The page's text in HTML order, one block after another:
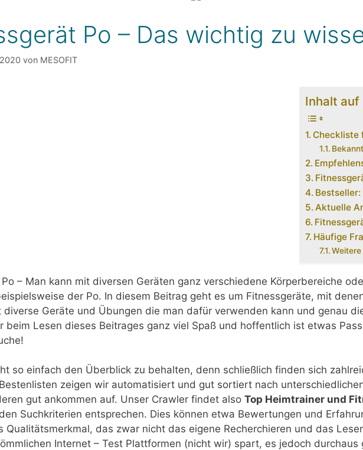
Po – Das wichtig zu
von MESOFIT
Inhalt auf
Checkliste
Aktuelle
Häufige
– Man kann mit diversen Geräten ganz verschiedene Körperbereiche
der Po. In diesem Beitrag geht es um Fitnessgeräte, mit
diverse Geräte und Übungen die man dafür verwenden kann und genau
beim Lesen dieses Beitrages ganz viel Spaß und hoffentlich ist etwas
so einfach den Überblick zu behalten, denn schließlich finden sich
zeigen wir automatisiert und gut sortiert nach
gut ankommen auf. Unser Crawler findet also Top Heimtrainer und
Suchkriterien entsprechen. Dies können etwa Bewertungen und
Qualitätsmerkmal, das zwar nicht das eigene Recherchieren und das
Internet – Test Plattformen (nicht wir) spart, es jedoch durchaus